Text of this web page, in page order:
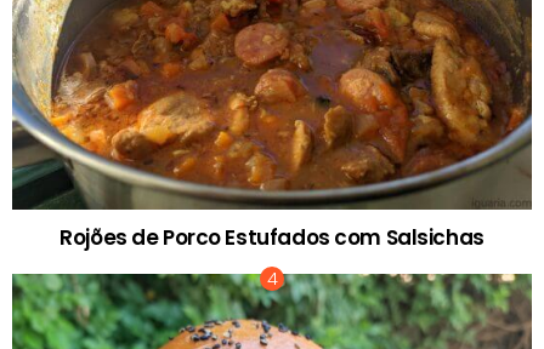
Rojões de Porco Estufados com Salsichas